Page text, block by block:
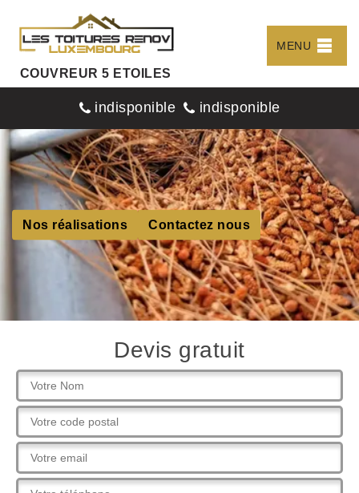
COUVREUR 5 ETOILES
MENU
indisponible indisponible
Nos réalisations Contactez nous
Devis gratuit